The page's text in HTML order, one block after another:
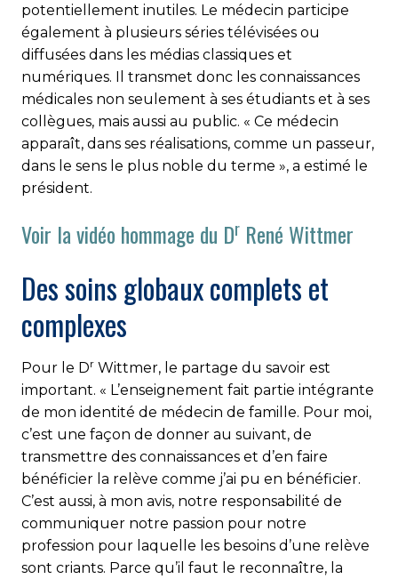
potentiellement inutiles. Le médecin participe
également à plusieurs séries télévisées ou
diffusées dans les médias classiques et
numériques. Il transmet donc les connaissances
médicales non seulement à ses étudiants et à ses
collègues, mais aussi au public. « Ce médecin
apparaît, dans ses réalisations, comme un passeur,
dans le sens le plus noble du terme », a estimé le
président.
Voir la vidéo hommage du Dr René Wittmer
Des soins globaux complets et
complexes
Pour le Dr Wittmer, le partage du savoir est
important. « L’enseignement fait partie intégrante
de mon identité de médecin de famille. Pour moi,
c’est une façon de donner au suivant, de
transmettre des connaissances et d’en faire
bénéficier la relève comme j’ai pu en bénéficier.
C’est aussi, à mon avis, notre responsabilité de
communiquer notre passion pour notre
profession pour laquelle les besoins d’une relève
sont criants. Parce qu’il faut le reconnaître, la